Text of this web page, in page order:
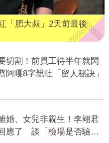
「肥大叔」2天前最後
切割！前員工待半年就閃
嘎8字親吐「留人秘訣」
婚、女兒非親生！李翊君
應了 談「檢場是否驗